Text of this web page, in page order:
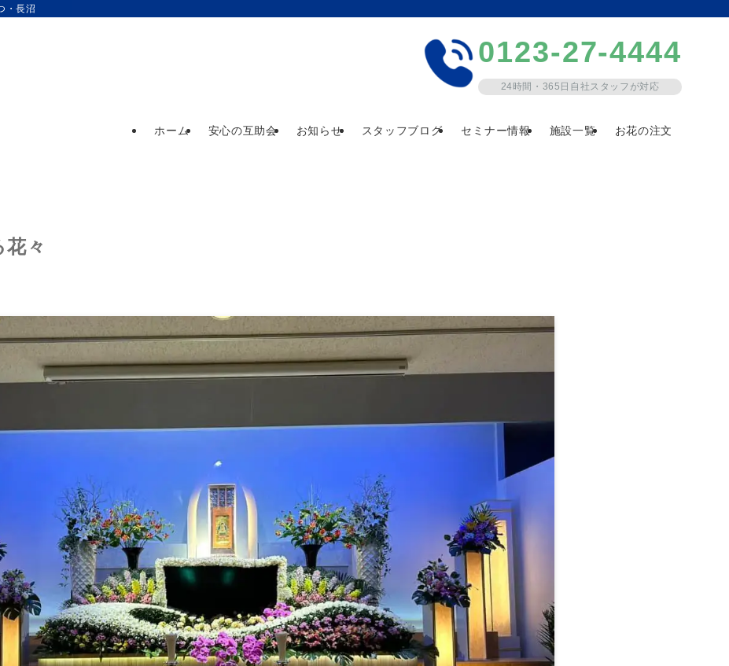
・長沼
ホーム 安心の互助会 お知らせ スタッフブログ セミナー情報 施設一覧 お花の注文
0123-27-4444
24時間・365日自社スタッフが対応
々